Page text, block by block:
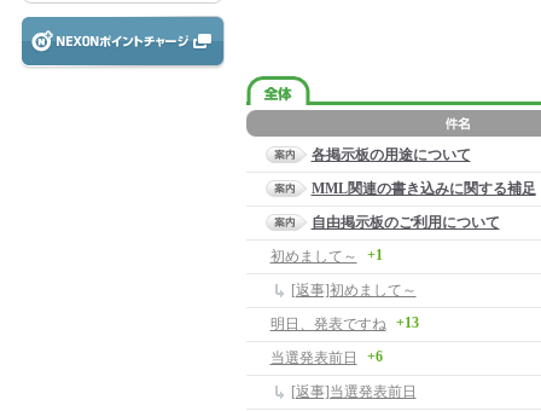
各掲示板の用途について
MML関連の書き込みに関する補足
自由掲示板のご利用について
初めまして～
+1
[返事]初めまして～
明日、発表ですね
+13
当選発表前日 +6
[返事]当選発表前日